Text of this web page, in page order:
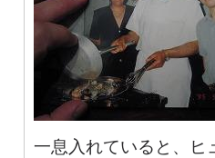
一息入れていると、ヒ